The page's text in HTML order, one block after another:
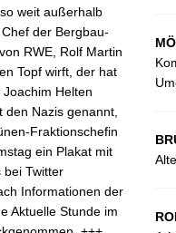
weit außerhalb
der Bergbau-
RWE, Rolf Martin
Topf wirft, der hat
Helten
Nazis genannt,
Fraktionschefin
ein Plakat mit
bei Twitter
Informationen der
Aktuelle Stunde im